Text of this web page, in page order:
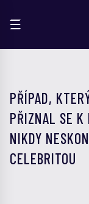
PŘÍPAD,
PŘIZNAL SE K
NIKDY
CELEBRITOU